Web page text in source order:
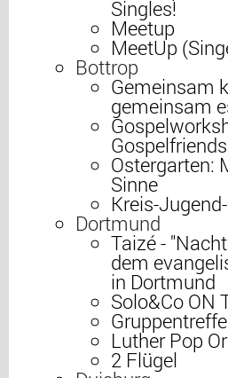
Singles!
Meetup
MeetUp
Bottrop
Gemeinsam
gemeinsam
Ostergarten:
Sinne
Kreis-
Dortmund
Taizé -
dem
in Dortmund
Solo&Co ON
Luther Pop
2 Flügel